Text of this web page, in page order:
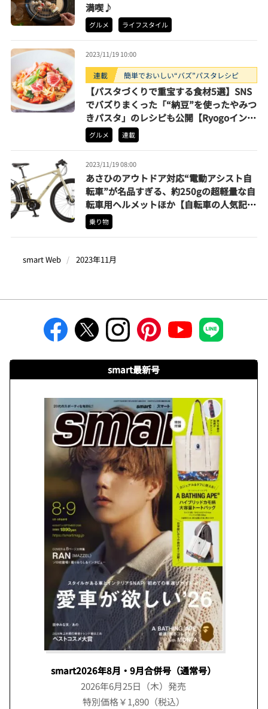
満喫♪
グルメ ライフスタイル
2023/11/19 10:00
連載 簡単でおいしい“バズ”パスタレシピ
【パスタづくりで重宝する食材5選】SNS
でバズりまくった「“納豆”を使ったやみつ
きパスタ」のレシピも公開【Ryogoインタ
ビュー】
グルメ 連載
2023/11/19 08:00
あさひのアウトドア対応“電動アシスト自
転車”が名品すぎる、約250gの超軽量な自
転車用ヘルメットほか【自転車の人気記事
月間ベスト3】（2023年10月）
乗り物
smart Web 2023年11月
smart最新号
smart2026年8月・9月合併号（通常号）
2026年6月25日（木）発売
特別価格￥1,890（税込）